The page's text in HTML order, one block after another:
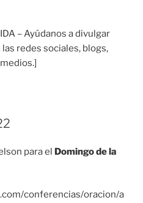
– Ayúdanos a divulgar
redes sociales, blogs,
para el Domingo de la
conferencias/oracion/a